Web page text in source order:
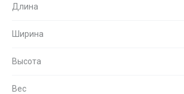
Длина
Ширина
Высота
Вес